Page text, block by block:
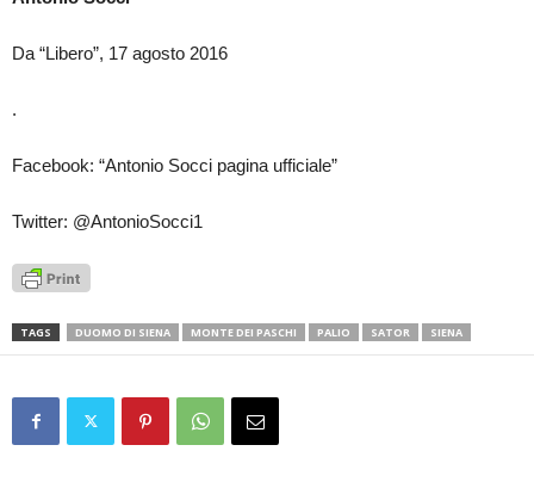
Da “Libero”, 17 agosto 2016
.
Facebook: “Antonio Socci pagina ufficiale”
Twitter: @AntonioSocci1
TAGS DUOMO DI SIENA MONTE DEI PASCHI PALIO SATOR SIENA